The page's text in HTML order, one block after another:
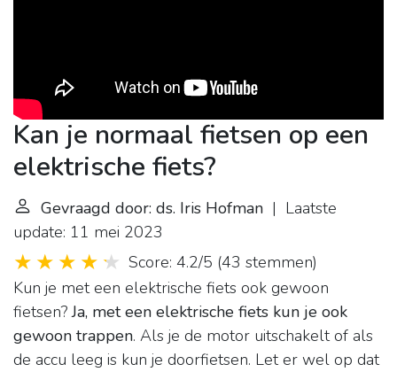
Kan je normaal fietsen op een
elektrische fiets?
Gevraagd door: ds. Iris Hofman | Laatste
update: 11 mei 2023
Score: 4.2/5 (43 stemmen)
Kun je met een elektrische fiets ook gewoon
fietsen?Ja, met een elektrische fiets kun je ook
gewoon trappen. Als je de motor uitschakelt of als
de accu leeg is kun je doorfietsen. Let er wel op dat